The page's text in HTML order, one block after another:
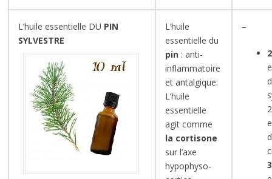
L’huile essentielle DU PIN
SYLVESTRE
L’huile
essentielle du
pin: anti-
inflammatoire
et antalgique.
L’huile
essentielle
agit comme
la cortisone
sur l’axe
hypophyso-
–